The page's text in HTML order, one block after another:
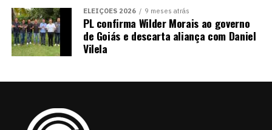
ELEIÇÕES 2026 9 meses atrás
PL confirma Wilder Morais ao governo
de Goiás e descarta aliança com Daniel
Vilela